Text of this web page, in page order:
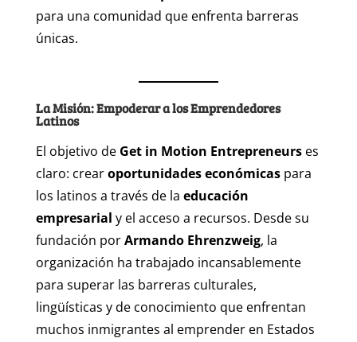
para una comunidad que enfrenta barreras
únicas.
La Misión: Empoderar a los Emprendedores
Latinos
El objetivo de Get in Motion Entrepreneurses
claro: crearoportunidades económicaspara
los latinos a través de la educación
empresarial y el acceso a recursos. Desde su
fundación porArmando Ehrenzweig, la
organización ha trabajado incansablemente
para superar las barreras culturales,
lingüísticas y de conocimiento que enfrentan
muchos inmigrantes al emprender en Estados